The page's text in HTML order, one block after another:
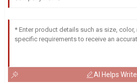
AI Helps Write